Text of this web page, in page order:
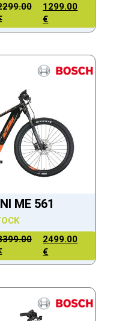
1299.00
€
ME 561
2499.00
€